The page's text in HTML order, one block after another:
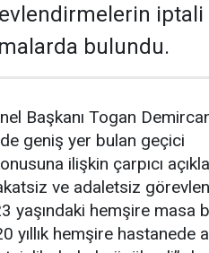
iptali
bulundu.
Başkanı Togan
geniş yer bulan geçici
ilişkin çarpıcı
ve adaletsiz
yaşındaki hemşire masa
yıllık hemşire hastanede